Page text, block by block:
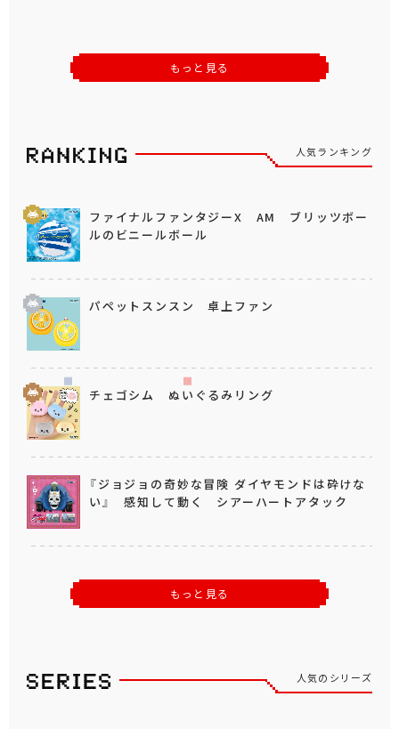
もっと見る
人気ランキング
ファイナルファンタジーX AM ブリッツボー
ルのビニールボール
パペットスンスン 卓上ファン
チェゴシム ぬいぐるみリング
『ジョジョの奇妙な冒険 ダイヤモンドは砕けな
い』 感知して動く シアーハートアタック
もっと見る
人気のシリーズ